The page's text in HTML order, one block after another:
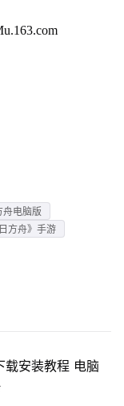
舟电脑版
方舟》手游
载安装教程 电脑